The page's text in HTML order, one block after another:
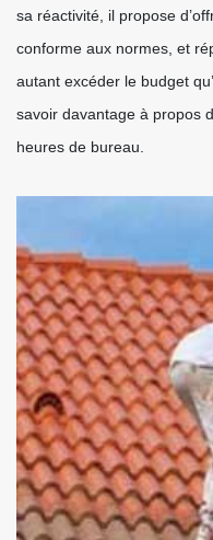
sa réactivité, il propose
conforme aux normes, et
autant excéder le budget
savoir davantage à propos
heures de bureau.